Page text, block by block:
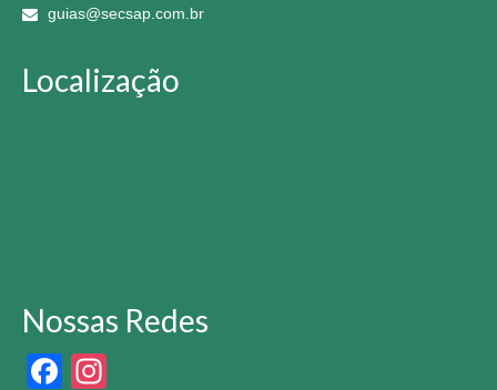
guias@secsap.com.br
Localização
Nossas Redes
Facebook